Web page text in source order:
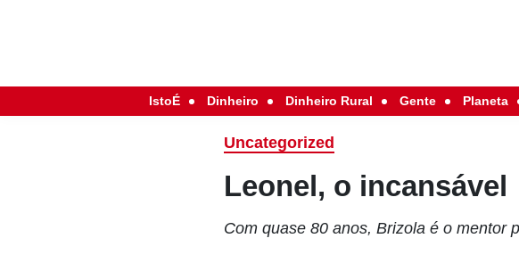
IstoÉ Dinheiro Dinheiro Rural Gente Planeta
Uncategorized
Leonel, o incansável
Com quase 80 anos, Brizola é o mentor